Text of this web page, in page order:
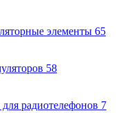
элементы 65
58
радиотелефонов 7